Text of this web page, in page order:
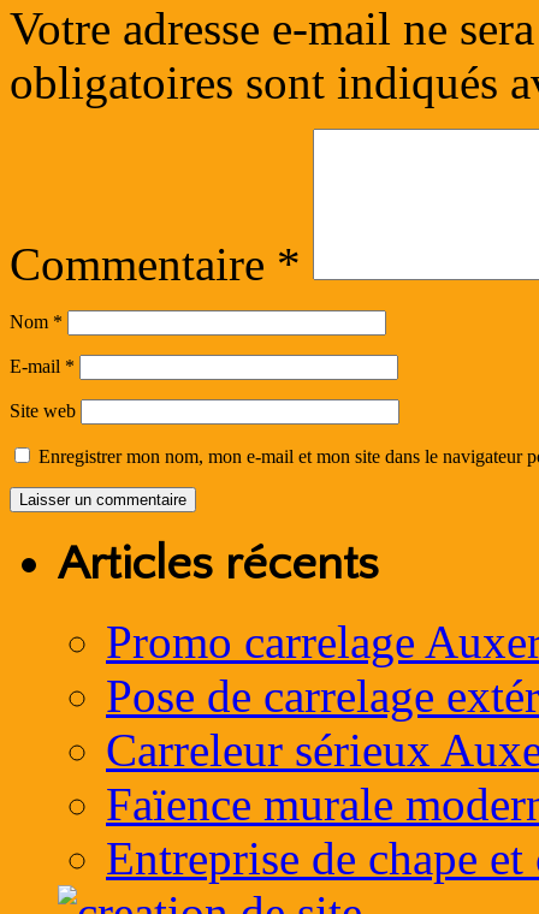
Votre adresse e-mail ne
obligatoires sont indiqués
Commentaire *
Nom *
E-mail *
Site web
Enregistrer mon nom, mon e-mail et mon site dans le navigateur
Articles récents
Promo carrelage
Pose de carrelage
Carreleur sérieux
Faïence murale
Entreprise de chape